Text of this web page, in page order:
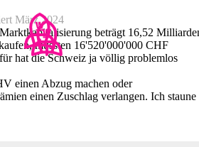
März 2024
beträgt 16,52
müssten 16'520'000'000 CHF
hat die Schweiz ja völlig problemlos
einen Abzug machen oder
einen Zuschlag verlangen. Ich staune